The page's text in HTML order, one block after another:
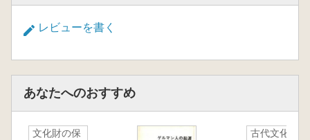
レビューを書く
あなたへのおすすめ
文化財の保
古代文化